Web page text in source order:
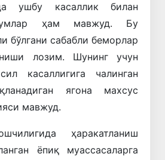
ушбу касаллик билан
ҳам мавжуд. Бу
бўлгани сабабли беморлар
лозим. Шунинг учун
касаллигига чалинган
ягона махсус
мавжуд.
ҳаракатланиш
ёпиқ муассасаларга